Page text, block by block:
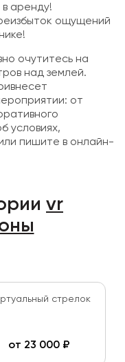
аренду!
ощущений
очутитесь на
над землей.
от
условиях,
пишите в онлайн-
vr
стрелок
от 23 000 ₽